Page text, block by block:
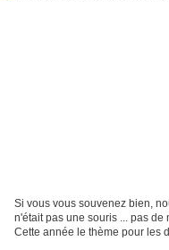
Si vous vous souvenez bien,
n'était pas une souris ... pas
Cette année le thème pour les